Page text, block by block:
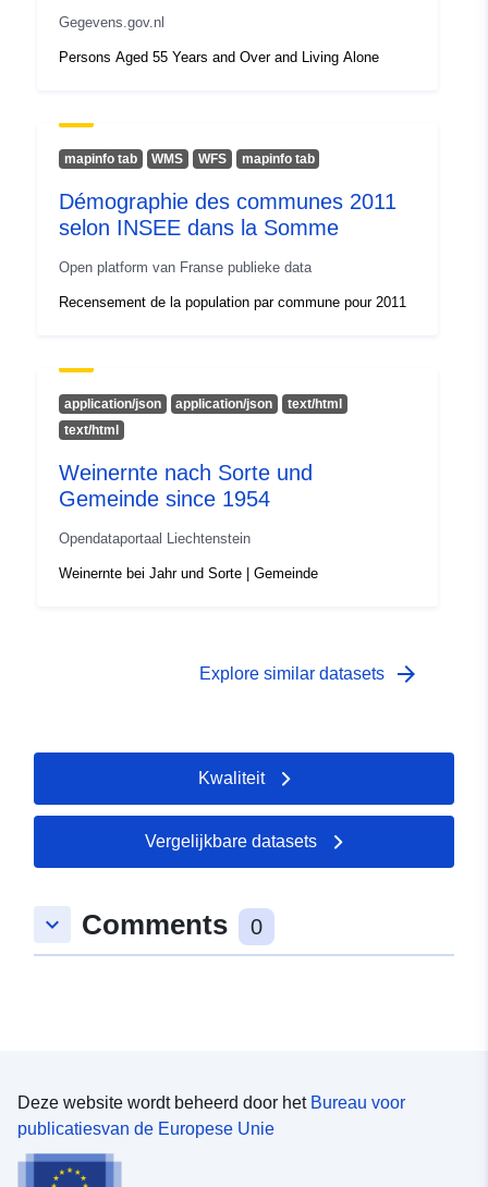
Identificatoren: https://doi.org/10.5281/
identificatoren:
zenodo-org-7276873
Toegangsrechten
public
http://purl.org/dc/dcmitype/Dataset
Gegevens.gov.nl
Persons Aged 55 Years and Over and Living Alone
mapinfo tab WMS WFS mapinfo tab
Démographie des communes 2011
selon INSEE dans la Somme
Open platform van Franse publieke data
Recensement de la population par commune pour 2011
application/json application/json
text/html
text/html
Weinernte nach Sorte und
Gemeinde since 1954
Opendataportaal Liechtenstein
Weinernte bei Jahr und Sorte | Gemeinde
Explore similar datasets arrow_forward
Kwaliteit
Vergelijkbare datasets
keyboard_arrow_down Comments 0
Deze website wordt beheerd door het Bureau voor
publicatiesvan de Europese Unie